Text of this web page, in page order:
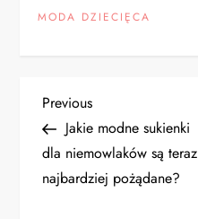
MODA DZIECIĘCA
N
a
w
Previous
Post
Previous
Jakie modne sukienki
dla niemowlaków są teraz
najbardziej pożądane?